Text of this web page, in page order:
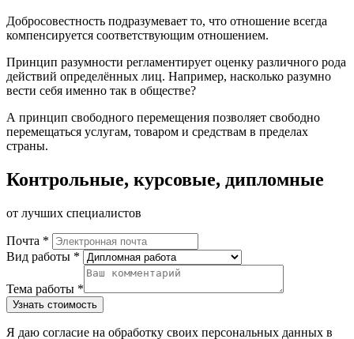
Добросовестность подразумевает то, что отношение всегда
компенсируется соответствующим отношением.
Принцип разумности регламентирует оценку различного рода
действий определённых лиц. Например, насколько разумно
вести себя именно так в обществе?
А принцип свободного перемещения позволяет свободно
перемещаться услугам, товаром и средствам в пределах
страны.
Контрольные, курсовые, дипломные
от лучших специалистов
Почта *
Вид работы *
Тема работы *
Я даю согласие на обработку своих персональных данных в